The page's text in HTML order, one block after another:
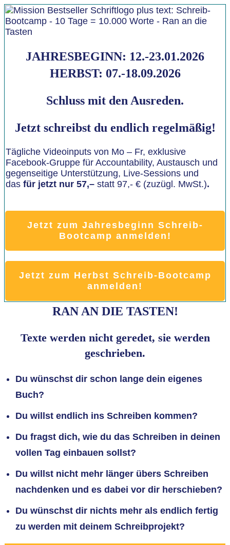
JAHRESBEGINN: 12.-23.01.2026
HERBST: 07.-18.09.2026
Schluss mit den Ausreden.
Jetzt schreibst du endlich regelmäßig!
Tägliche Videoinputs von Mo – Fr, exklusive
Facebook-Gruppe für Accountability, Austausch und
gegenseitige Unterstützung, Live-Sessions und
das für jetzt nur 57,– statt 97,- € (zuzügl. MwSt.).
Jetzt zum Jahresbeginn Schreib-
Bootcamp anmelden!
Jetzt zum Herbst Schreib-Bootcamp
anmelden!
RAN AN DIE TASTEN!
Texte werden nicht geredet, sie werden
geschrieben.
Du wünschst dir schon lange dein eigenes
Buch?
Du willst endlich ins Schreiben kommen?
Du fragst dich, wie du das Schreiben in deinen
vollen Tag einbauen sollst?
Du willst nicht mehr länger übers Schreiben
nachdenken und es dabei vor dir herschieben?
Du wünschst dir nichts mehr als endlich fertig
zu werden mit deinem Schreibprojekt?